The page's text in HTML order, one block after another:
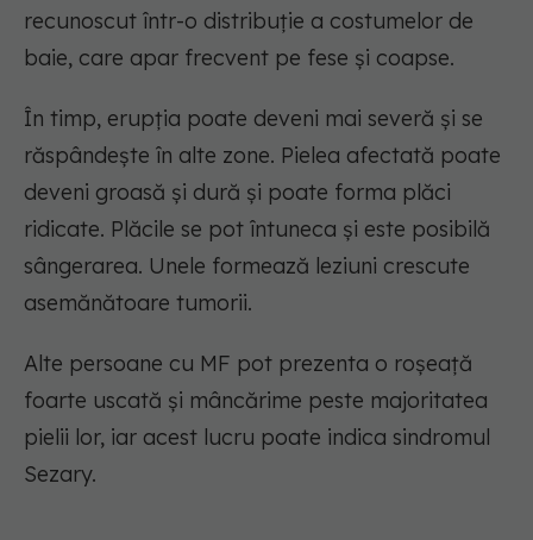
recunoscut într-o distribuție a costumelor de
baie, care apar frecvent pe fese și coapse.
În timp, erupția poate deveni mai severă și se
răspândește în alte zone. Pielea afectată poate
deveni groasă și dură și poate forma plăci
ridicate. Plăcile se pot întuneca și este posibilă
sângerarea. Unele formează leziuni crescute
asemănătoare tumorii.
Alte persoane cu MF pot prezenta o roșeață
foarte uscată și mâncărime peste majoritatea
pielii lor, iar acest lucru poate indica sindromul
Sezary.